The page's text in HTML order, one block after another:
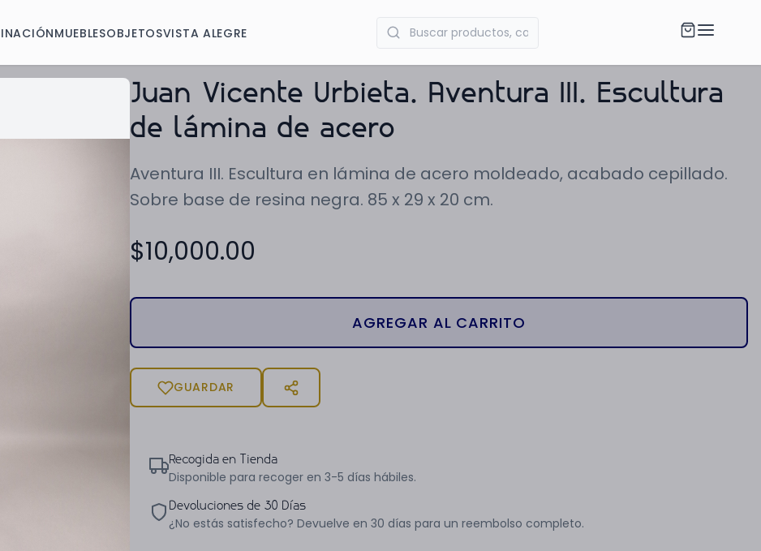
MUEBLESOBJETOSVISTA ALEGRE
Juan Vicente Urbieta. Aventura III. Escultura
de lámina de acero
Aventura III. Escultura en lámina de acero moldeado, acabado cepillado.
Sobre base de resina negra. 85 x 29 x 20 cm.
$10,000.00
AGREGAR AL CARRITO
GUARDAR
Recogida en Tienda
Disponible para recoger en 3-5 días hábiles.
Devoluciones de 30 Días
¿No estás satisfecho? Devuelve en 30 días para un reembolso completo.